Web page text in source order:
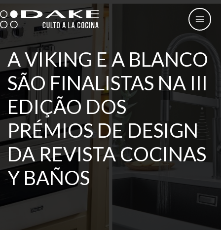
to
content
A VIKING E A BLANCO
SÃO FINALISTAS NA III
EDIÇÃO DOS
PRÉMIOS DE DESIGN
DA REVISTA COCINAS
Y BAÑOS